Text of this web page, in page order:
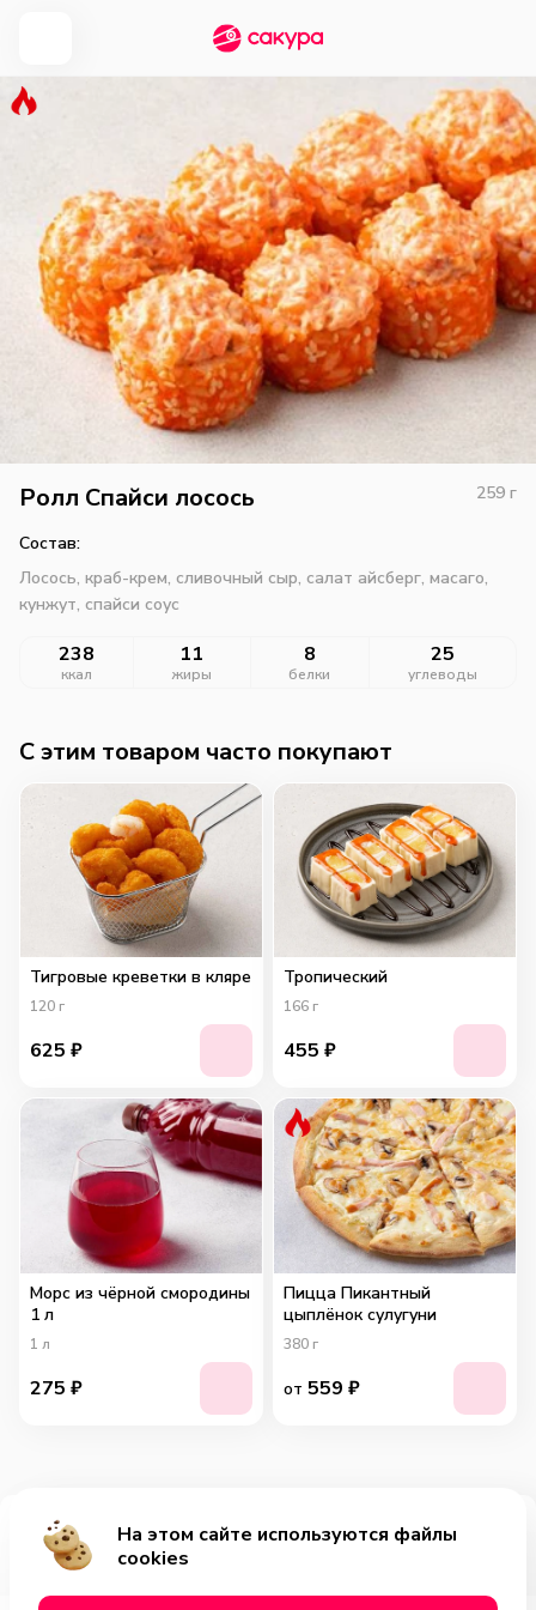
Ролл Спайси лосось 259 г
Состав:
Лосось, краб-крем, сливочный сыр, салат айсберг, масаго,
кунжут, спайси соус
238
ккал
11
жиры
8
белки
25
углеводы
Добавить за 629₽
C этим товаром часто покупают
Тигровые креветки в кляре
120 г
625 ₽
Тропический
166 г
455 ₽
Морс из чёрной смородины
1 л
1 л
275 ₽
Пицца Пикантный
цыплёнок сулугуни
380 г
от 559 ₽
На этом сайте используются файлы
cookies